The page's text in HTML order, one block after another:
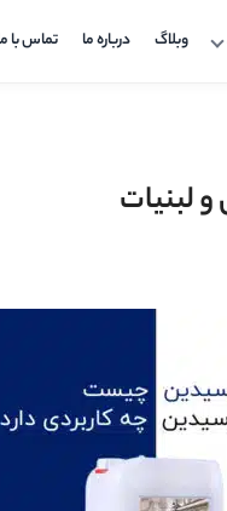
وبلاگ درباره ما تماس با
لبنیات